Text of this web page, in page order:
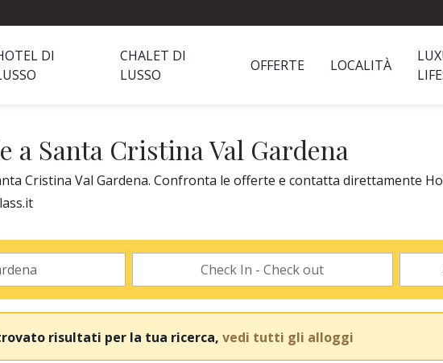
DI
CHALET DI
LUSSO
OFFERTE LOCALITÀ
a Santa Cristina Val Gardena
Cristina Val Gardena. Confronta le offerte e contatta direttamente
risultati per la tua ricerca, vedi tutti gli alloggi